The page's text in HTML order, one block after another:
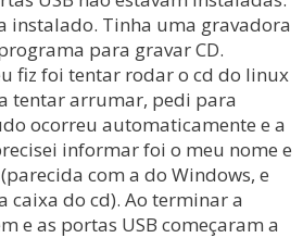
instalado. Tinha uma gravadora
para gravar CD.
fiz foi tentar rodar o cd do linux
tentar arrumar, pedi para
ocorreu automaticamente e a
informar foi o meu nome e
com a do Windows, e
caixa do cd). Ao terminar a
e as portas USB começaram a